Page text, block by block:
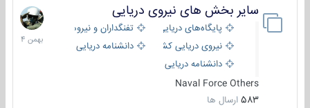
سایر بخش های نیروی دریایی
پایگاه‌های دریایی
تفنگداران و نیروهای ویژه‌ی دریایی
نیروی دریایی کشورهای مختلفدانشنامه دریایی
دانشنامه دریایی کپی
Naval Force Others
583 ارسال ها
22
بهمن
1404